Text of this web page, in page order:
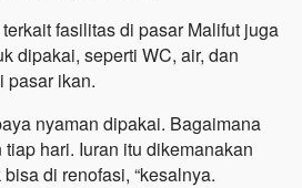
fasilitas di pasar Malifut juga
dipakai, seperti WC, air, dan
pasar ikan.
nyaman dipakai. Bagaimana
hari. Iuran itu dikemanakan
di renofasi, “kesalnya.